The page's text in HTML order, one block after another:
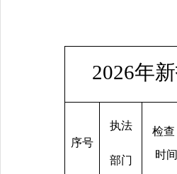
2026年
序号
执法
部门
检查
时间